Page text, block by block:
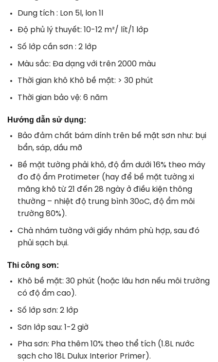
Dung tích : Lon 5l, lon 1l
Độ phủ lý thuyết: 10-12 m²/ lít/1 lớp
Số lớp cần sơn : 2 lớp
Màu sắc: Đa dạng với trên 2000 màu
Thời gian khô Khô bề mặt: > 30 phút
Thời gian bảo vệ: 6 năm
Hướng dẫn sử dụng:
Bảo đảm chất bám dính trên bề mặt sơn như: bụi
bẩn, sáp, dầu mỡ
Bề mặt tường phải khô, độ ẩm dưới 16% theo máy
đo độ ẩm Protimeter (hay để bề mặt tường xi
măng khô từ 21 đến 28 ngày ở điều kiện thông
thường – nhiệt độ trung bình 30oC, độ ẩm môi
trường 80%).
Chà nhám tường với giấy nhám phù hợp, sau đó
phủi sạch bụi.
Thi công sơn:
Khô bề mặt: 30 phút (hoặc lâu hơn nếu môi trường
có độ ẩm cao).
Số lớp sơn: 2 lớp
Sơn lớp sau: 1-2 giờ
Pha sơn: Pha thêm 10% theo thể tích (1.8L nước
sạch cho 18L Dulux Interior Primer).